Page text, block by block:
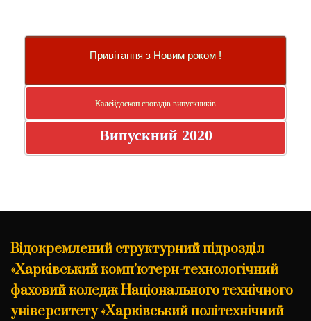
Привітання з Новим роком !
Калейдоскоп спогадів випускників
Випускний 2020
Відокремлений структурний підрозділ
«Харківський комп’ютерн-технологічний
фаховий коледж Національного технічного
університету «Харківський політехнічний